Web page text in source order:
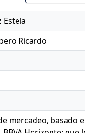
Estela
Ricardo
mercadeo, basado